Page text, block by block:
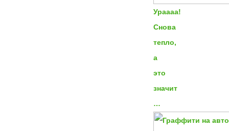
Ураааа!
Снова
тепло,
а
это
значит
…